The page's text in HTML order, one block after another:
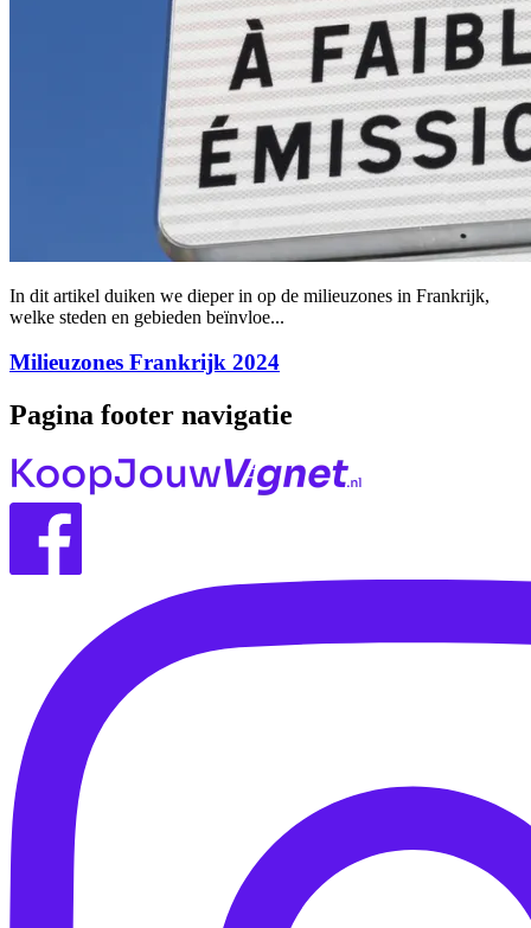
In dit artikel duiken we dieper in op de milieuzones in Frankrijk,
welke steden en gebieden beïnvloe...
Milieuzones Frankrijk 2024
Pagina footer navigatie